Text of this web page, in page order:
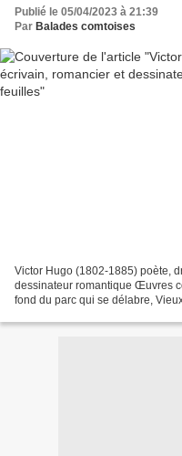
Publié le 05/04/2023 à 21:39
Par Balades comtoises
Victor Hugo (1802-1885) poète,
dessinateur romantique Œuvres
fond du parc qui se délabre,